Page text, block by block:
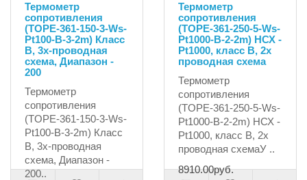
Термометр
сопротивления
(TOPE-361-150-3-Ws-
Pt100-B-3-2m) Класс
В, 3х-проводная
схема, Диапазон -
200
Термометр
сопротивления
(TOPE-361-150-3-Ws-
Pt100-B-3-2m) Класс
В, 3х-проводная
схема, Диапазон -
200..
Термометр
сопротивления
(TOPE-361-250-5-Ws-
Pt1000-B-2-2m) НСХ -
Pt1000, класс В, 2х
проводная схема
Термометр
сопротивления
(TOPE-361-250-5-Ws-
Pt1000-B-2-2m) НСХ -
Pt1000, класс В, 2х
проводная схемаУ ..
8910.00руб.